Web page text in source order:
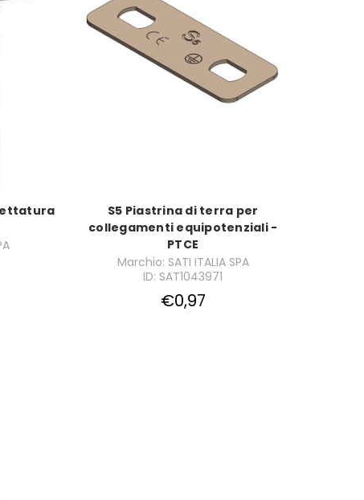
S5 Piastrina di terra per
collegamenti equipotenziali -
PTCE
Marchio: SATI ITALIA SPA
ID: SAT1043971
€0,97